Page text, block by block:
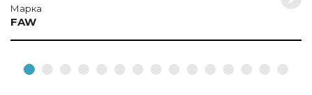
Марка
FAW